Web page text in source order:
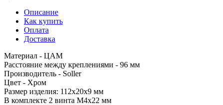
Описание
Как купить
Оплата
Доставка
Материал - ЦАМ
Расстояние между креплениями - 96 мм
Производитель - Soller
Цвет - Хром
Размер изделия: 112х20х9 мм
В комплекте 2 винта М4х22 мм